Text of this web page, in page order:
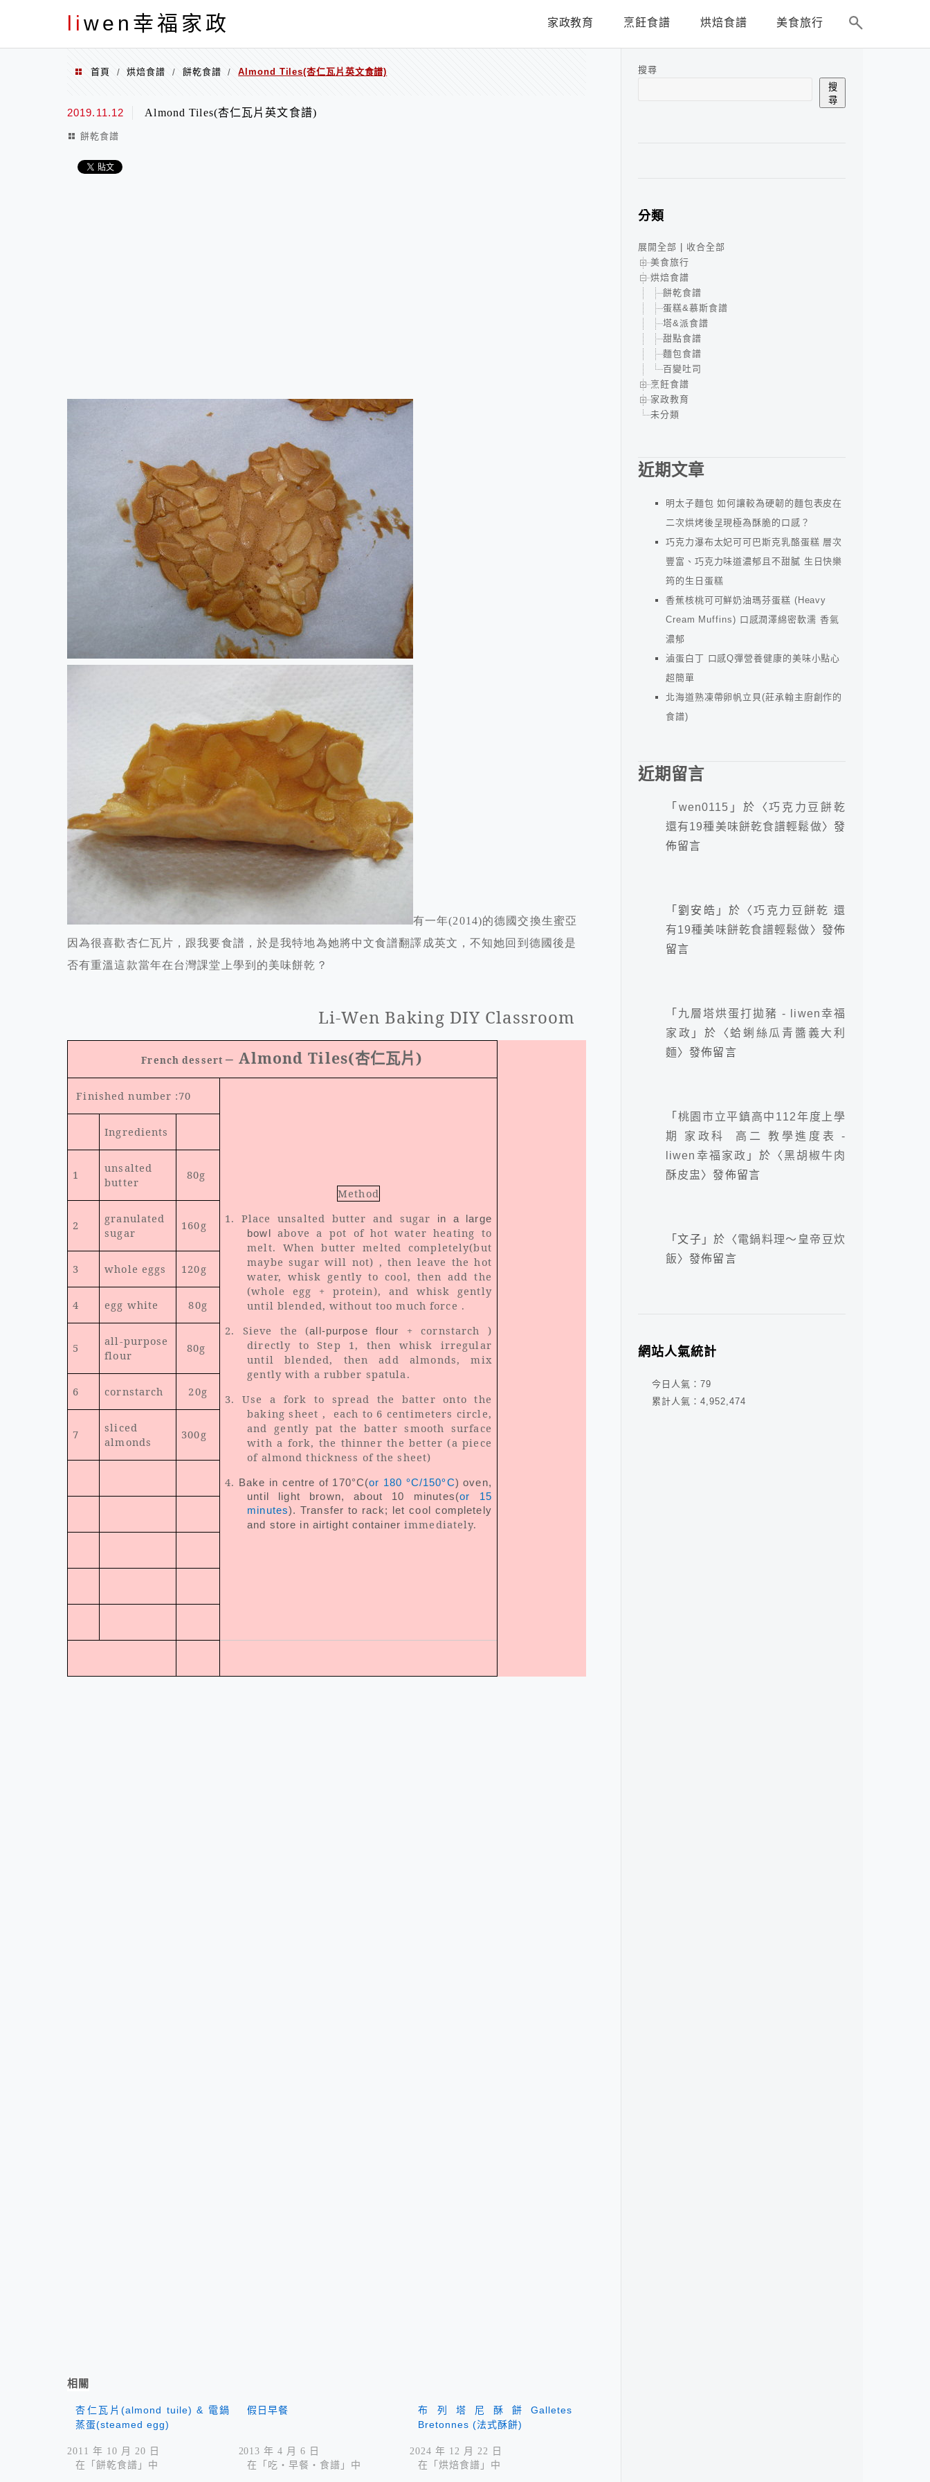
li wen幸福家政
menu
家政教育 烹飪食譜 烘焙食譜 美食旅行
首頁 / 烘焙食譜 / 餅乾食譜 / Almond Tiles(杏仁瓦片英文食譜)
2019.11.12 Almond Tiles(杏仁瓦片英文食譜)
餅乾食譜
有一年(2014)的德國交換生蜜亞
因為很喜歡杏仁瓦片，跟我要食譜，於是我特地為她將中文食譜翻譯成英文，不知她回到德國後是
否有重溫這款當年在台灣課堂上學到的美味餅乾？
Li-Wen Baking DIY Classroom
French dessert– Almond Tiles(杏仁瓦片)
Finished number :70
Method
1. Place unsalted butter and sugar
in a large
bowlabove a pot of hot water heating to
melt. When butter melted completely(but
maybe sugar will not) , then leave the hot
water, whisk gently to cool, then add the
(whole egg + protein), and whisk gently
until blended, without too much force .
2. Sieve the (all-purpose flour
+ cornstarch )
directly to Step 1, then whisk irregular
until blended, then add almonds, mix
gently with a rubber spatula.
3. Use a fork to spread the batter onto the
baking sheet , each to 6 centimeters circle,
and gently pat the batter smooth surface
with a fork, the thinner the better (a piece
of almond thickness of the sheet)
4.
Bake in centre of 170°C(or 180 °C/150°C) oven,
until light brown, about 10 minutes(or 15
minutes). Transfer to rack; let cool completely
and store in airtight containerimmediately.
Ingredients
1
unsalted
butter
80g
2
granulated
sugar
160g
3 whole eggs 120g
4 egg white 80g
5
all-purpose
flour
80g
6 cornstarch 20g
7
sliced
almonds
300g
相關
杏仁瓦片(almond tuile) & 電鍋
蒸蛋(steamed egg)
2011 年 10 月 20 日
在「餅乾食譜」中
假日早餐
2013 年 4 月 6 日
在「吃‧早餐‧食譜」中
布列塔尼酥餅Galletes
Bretonnes (法式酥餅)
2024 年 12 月 22 日
在「烘焙食譜」中
搜尋
搜
尋
分類
展開全部
收合全部
美食旅行
烘焙食譜
餅乾食譜
蛋糕&慕斯食譜
塔&派食譜
甜點食譜
麵包食譜
百變吐司
烹飪食譜
家政教育
未分類
近期文章
明太子麵包 如何讓較為硬韌的麵包表皮在
二次烘烤後呈現極為酥脆的口感？
巧克力瀑布太妃可可巴斯克乳酪蛋糕 層次
豐富、巧克力味道濃郁且不甜膩 生日快樂
筠的生日蛋糕
香蕉核桃可可鮮奶油瑪芬蛋糕 (Heavy
Cream Muffins) 口感潤澤綿密軟濡 香氣
濃郁
滷蛋白丁 口感Q彈營養健康的美味小點心
超簡單
北海道熟凍帶卵帆立貝(莊承翰主廚創作的
食譜)
近期留言
「 wen0115 」於〈巧克力豆餅乾
還有19種美味餅乾食譜輕鬆做〉發
佈留言
「劉安皓 」於〈巧克力豆餅乾 還
有19種美味餅乾食譜輕鬆做〉發佈
留言
「 九層塔烘蛋打拋豬 - liwen幸福
家政 」於〈 蛤蜊絲瓜青醬義大利
麵〉發佈留言
「 桃園市立平鎮高中112年度上學
期 家政科 高二 教學進度表 -
liwen幸福家政 」於〈 黑胡椒牛肉
酥皮盅 〉發佈留言
「文子 」於〈電鍋料理～皇帝豆炊
飯〉發佈留言
網站人氣統計
今日人氣： 79
累計人氣： 4,952,474